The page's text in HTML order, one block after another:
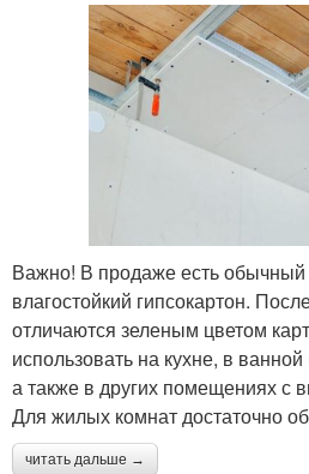
Важно! В продаже есть
влагостойкий гипсокартон.
отличаются зеленым цветом
использовать на кухне, в
а также в других помещениях с
Для жилых комнат достаточно
читать дальше →